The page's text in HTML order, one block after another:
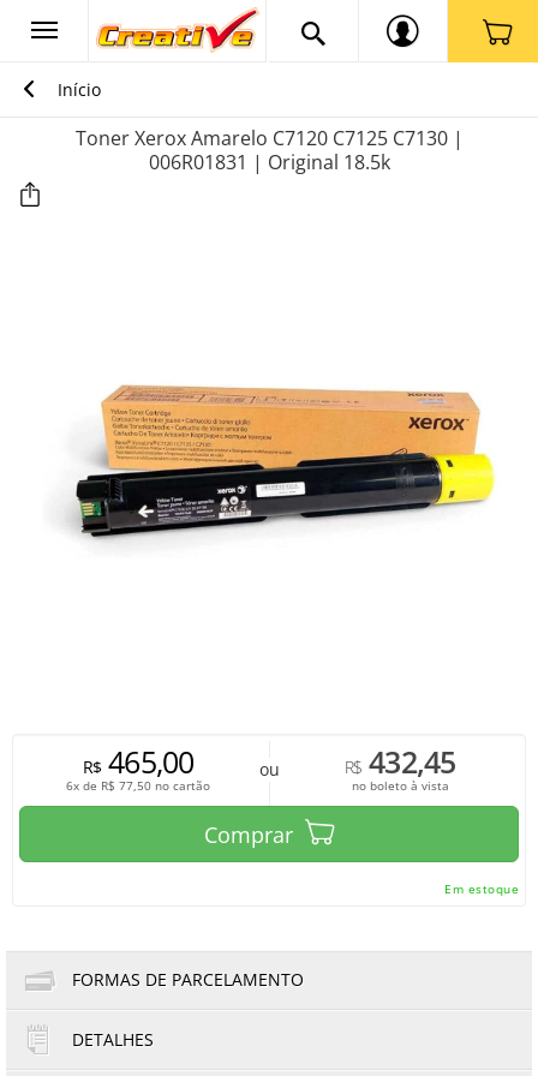
Início
Toner Xerox Amarelo C7120 C7125 C7130 |
006R01831 | Original 18.5k
R$465,00
6x de R$ 77,50 no cartão
ou R$ 432,45
no boleto à vista
Comprar
Em estoque
FORMAS DE PARCELAMENTO
1x de R$465,00
DETALHES